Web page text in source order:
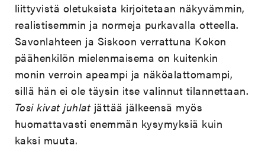
liittyvistä oletuksista kirjoitetaan näkyvämmin,
realistisemmin ja normeja purkavalla otteella.
Savonlahteen ja Siskoon verrattuna Kokon
päähenkilön mielenmaisema on kuitenkin
monin verroin apeampi ja näköalattomampi,
sillä hän ei ole täysin itse valinnut tilannettaan.
Tosi kivat juhlat jättää jälkeensä myös
huomattavasti enemmän kysymyksiä kuin
kaksi muuta.